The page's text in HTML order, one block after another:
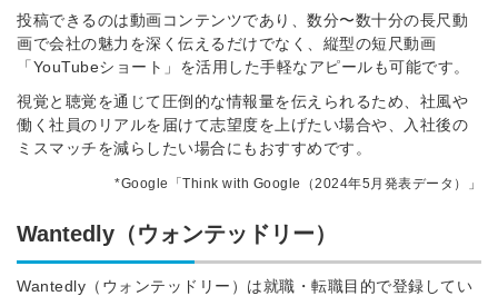
投稿できるのは動画コンテンツであり、数分〜数十分の長尺動
画で会社の魅力を深く伝えるだけでなく、縦型の短尺動画
「YouTubeショート」を活用した手軽なアピールも可能です。
視覚と聴覚を通じて圧倒的な情報量を伝えられるため、社風や
働く社員のリアルを届けて志望度を上げたい場合や、入社後の
ミスマッチを減らしたい場合にもおすすめです。
*Google「Think with Google（2024年5月発表データ）」
Wantedly（ウォンテッドリー）
Wantedly（ウォンテッドリー）は就職・転職目的で登録してい